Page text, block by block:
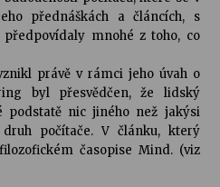
přednáškách a článcích, s
předpovídaly mnohé z toho, co
právě v rámci jeho úvah o
byl přesvědčen, že lidský
podstatě nic jiného než jakýsi
počítače. V článku, který
časopise Mind. (viz